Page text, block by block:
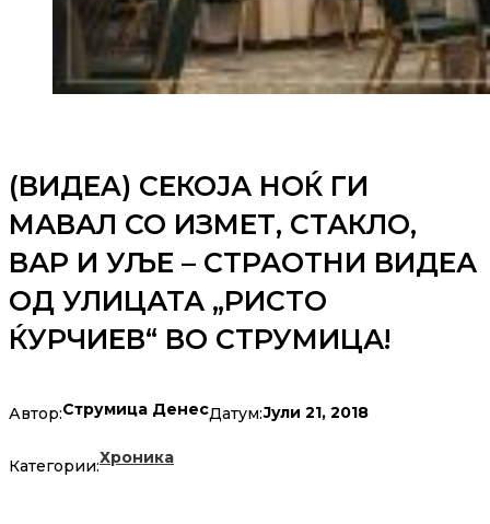
(ВИДЕA) СЕКОЈА НОЌ ГИ
МАВАЛ СО ИЗМЕТ, СТАКЛО,
ВАР И УЉЕ – СТРАОТНИ ВИДЕА
ОД УЛИЦАТА „РИСТО
ЌУРЧИЕВ“ ВО СТРУМИЦА!
Автор:Струмица ДенесДатум:Јули 21, 2018
Категории:Хроника